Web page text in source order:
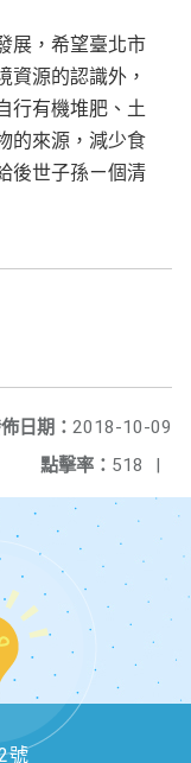
展，希望臺北市
資源的認識外，
行有機堆肥、土
的來源，減少食
後世子孫ㄧ個清
日期： 2018-10-09
點擊率： 518 |
號